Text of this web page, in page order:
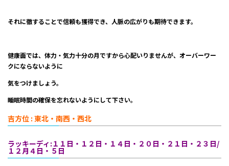
それに徹することで信頼も獲得でき、人脈の広がりも期待できます。
健康面では、体力・気力十分の月ですから心配いりませんが、オーバーワー
クにならないように
気をつけましょう。
睡眠時間の確保を忘れないようにして下さい。
吉方位 : 東北・南西・西北
ラッキーディ:１１日・１２日・１４日・２０日・２１日・２３日/
１２月４日・５日